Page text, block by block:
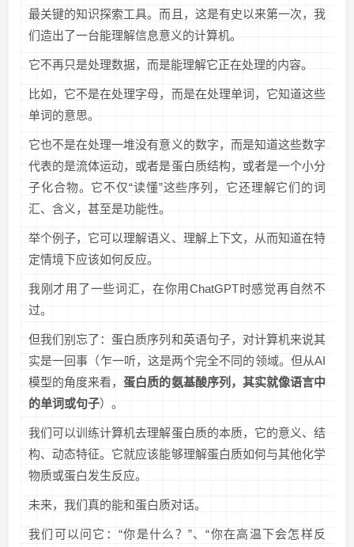
最关键的知识探索工具。而且，这是有史以来第一次，我
们造出了一台能理解信息意义的计算机。
它不再只是处理数据，而是能理解它正在处理的内容。
比如，它不是在处理字母，而是在处理单词，它知道这些
单词的意思。
它也不是在处理一堆没有意义的数字，而是知道这些数字
代表的是流体运动，或者是蛋白质结构，或者是一个小分
子化合物。它不仅“读懂”这些序列，它还理解它们的词
汇、含义，甚至是功能性。
举个例子，它可以理解语义、理解上下文，从而知道在特
定情境下应该如何反应。
我刚才用了一些词汇，在你用ChatGPT时感觉再自然不
过。
但我们别忘了：蛋白质序列和英语句子，对计算机来说其
实是一回事（乍一听，这是两个完全不同的领域。但从AI
模型的角度来看，蛋白质的氨基酸序列，其实就像语言中
的单词或句子）。
我们可以训练计算机去理解蛋白质的本质，它的意义、结
构、动态特征。它就应该能够理解蛋白质如何与其他化学
物质或蛋白发生反应。
未来，我们真的能和蛋白质对话。
我们可以问它：“你是什么？”、“你在高温下会怎样反